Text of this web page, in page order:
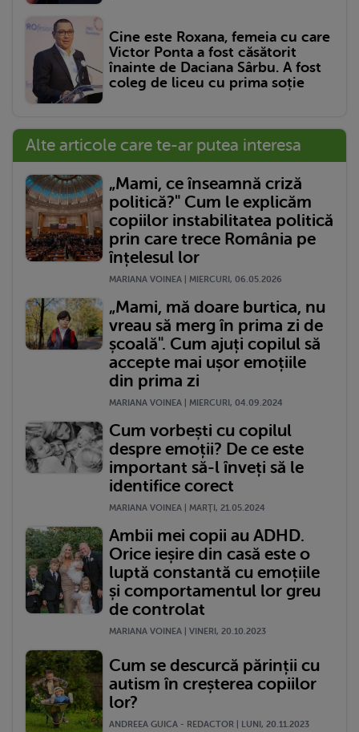
Cine este Roxana, femeia cu care
Victor Ponta a fost căsătorit
înainte de Daciana Sârbu. A fost
coleg de liceu cu prima soție
Alte articole care te-ar putea interesa
„Mami, ce înseamnă criză
politică?" Cum le explicăm
copiilor instabilitatea politică
prin care trece România pe
înțelesul lor
MARIANA VOINEA | MIERCURI, 06.05.2026
„Mami, mă doare burtica, nu
vreau să merg în prima zi de
școală". Cum ajuți copilul să
accepte mai ușor emoțiile
din prima zi
MARIANA VOINEA | MIERCURI, 04.09.2024
Cum vorbești cu copilul
despre emoții? De ce este
important să-l înveți să le
identifice corect
MARIANA VOINEA | MARŢI, 21.05.2024
Ambii mei copii au ADHD.
Orice ieșire din casă este o
luptă constantă cu emoțiile
și comportamentul lor greu
de controlat
MARIANA VOINEA | VINERI, 20.10.2023
Cum se descurcă părinții cu
autism în creșterea copiilor
lor?
ANDREEA GUICA - REDACTOR | LUNI, 20.11.2023